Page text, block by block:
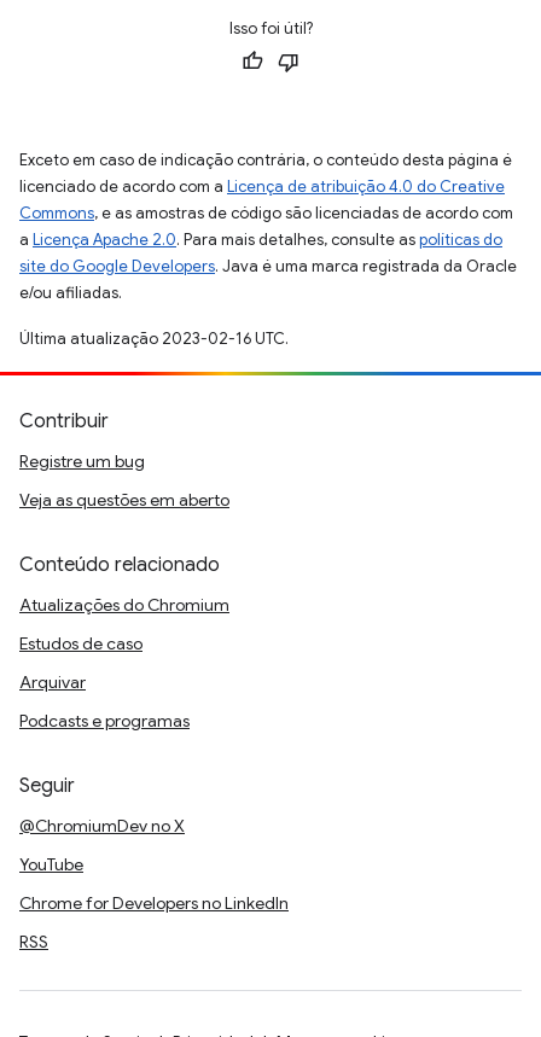
Isso foi útil?
Exceto em caso de indicação contrária, o conteúdo desta página é
licenciado de acordo com a Licença de atribuição 4.0 do Creative
Commons, e as amostras de código são licenciadas de acordo com
a Licença Apache 2.0. Para mais detalhes, consulte aspolíticas do
site do Google Developers. Java é uma marca registrada da Oracle
e/ou afiliadas.
Última atualização 2023-02-16 UTC.
Contribuir
Registre um bug
Veja as questões em aberto
Conteúdo relacionado
Atualizações do Chromium
Estudos de caso
Arquivar
Podcasts e programas
Seguir
@ChromiumDev no X
YouTube
Chrome for Developers no LinkedIn
RSS